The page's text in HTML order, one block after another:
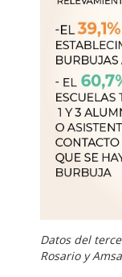
Datos del
Rosario y